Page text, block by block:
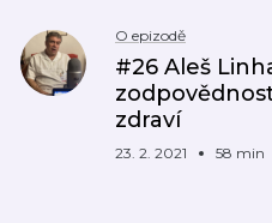
O epizodě
#26 Aleš
zdraví
23. 2. 2021 58 min